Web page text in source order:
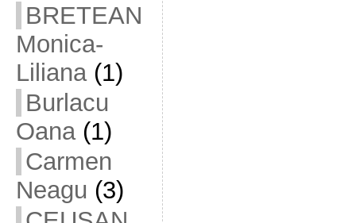
BRETEAN
Monica-
Liliana(1)
Burlacu
Oana(1)
Carmen
Neagu (3)